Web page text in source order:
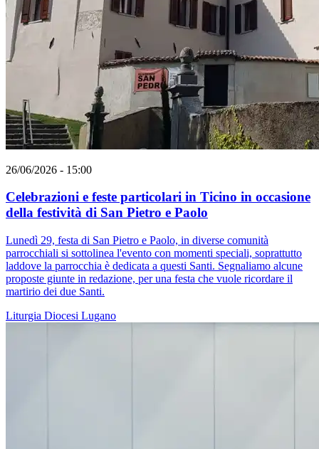
26/06/2026 - 15:00
Celebrazioni e feste particolari in Ticino in occasione
della festività di San Pietro e Paolo
Lunedì 29, festa di San Pietro e Paolo, in diverse comunità
parrocchiali si sottolinea l'evento con momenti speciali, soprattutto
laddove la parrocchia è dedicata a questi Santi. Segnaliamo alcune
proposte giunte in redazione, per una festa che vuole ricordare il
martirio dei due Santi.
Liturgia Diocesi Lugano